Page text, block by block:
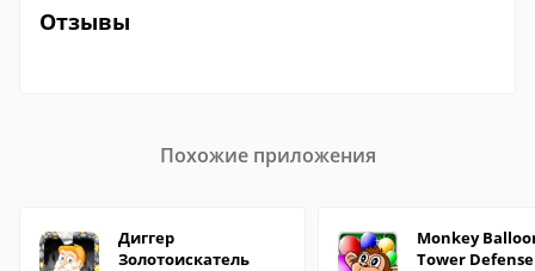
Отзывы
Похожие приложения
Диггер
Золотоискатель
Monkey
Tower Defense